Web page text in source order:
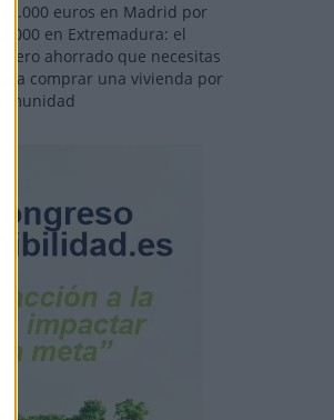
110.000 euros en Madrid por
31.000 en Extremadura: el
dinero ahorrado que necesitas
para comprar una vivienda por
comunidad